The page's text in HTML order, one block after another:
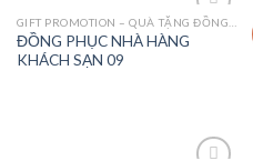
Add to
Wishlist
ĐỒNG PHỤC NHÀ HÀNG
KHÁCH SẠN 09